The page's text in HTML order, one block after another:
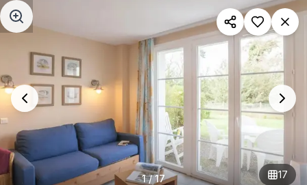
Aller au contenu principal
1/17 17